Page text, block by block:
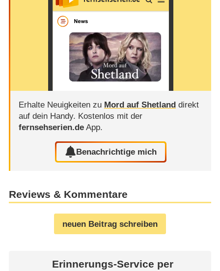
Erhalte Neuigkeiten zu Mord auf Shetlanddirekt
auf dein Handy. Kostenlos mit der
fernsehserien.deApp.
Benachrichtige mich
Reviews & Kommentare
neuen Beitrag schreiben
Erinnerungs-Service per